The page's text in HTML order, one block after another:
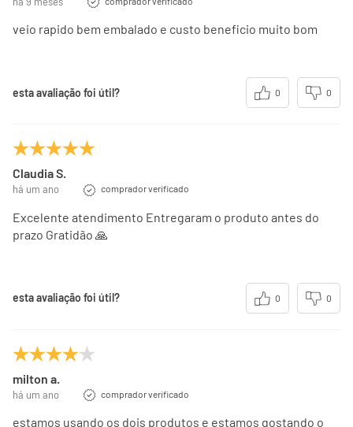
veio rapido bem embalado e custo beneficio muito bom
esta avaliação foi útil? 0 0
Claudia S.
há um ano comprador verificado
Excelente atendimento Entregaram o produto antes do
prazo Gratidão 🙏
esta avaliação foi útil? 0 0
milton a.
há um ano comprador verificado
estamos usando os dois produtos e estamos gostando o